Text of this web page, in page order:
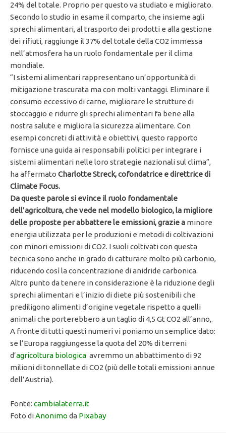
24% del totale. Proprio per questo va studiato e migliorato.
Secondo lo studio in esame il comparto, che insieme agli
sprechi alimentari, al trasporto dei prodotti e alla gestione
dei rifiuti, raggiunge il 37% del totale della CO2 immessa
nell’atmosfera ha un ruolo fondamentale per il clima
mondiale.
“I sistemi alimentari rappresentano un’opportunità di
mitigazione trascurata ma con molti vantaggi. Eliminare il
consumo eccessivo di carne, migliorare le strutture di
stoccaggio e ridurre gli sprechi alimentari fa bene alla
nostra salute e migliora la sicurezza alimentare. Con
esempi concreti di attività e obiettivi, questo rapporto
fornisce una guida ai responsabili politici per integrare i
sistemi alimentari nelle loro strategie nazionali sul clima”,
ha affermato Charlotte Streck, cofondatrice e direttrice di
Climate Focus.
Da queste parole si evince il ruolo fondamentale
dell’agricoltura, che vede nel modello biologico, la migliore
delle proposte per abbattere le emissioni, grazie a minore
energia utilizzata per le produzioni e metodi di coltivazioni
con minori emissioni di CO2. I suoli coltivati con questa
tecnica sono anche in grado di catturare molto più carbonio,
riducendo così la concentrazione di anidride carbonica.
Altro punto da tenere in considerazione è la riduzione degli
sprechi alimentari e l’inizio di diete più sostenibili che
prediligono alimenti d’origine vegetale rispetto a quelli
animali che porterebbero a un taglio di 4,5 Gt CO2 all’anno,.
A fronte di tutti questi numeri vi poniamo un semplice dato:
se l’Europa raggiungesse la quota del 20% di terreni
d’agricoltura biologica avremmo un abbattimento di 92
milioni di tonnellate di CO2 (più delle totali emissioni annue
dell’Austria).
Fonte: cambialaterra.it
Foto diAnonimo da Pixabay